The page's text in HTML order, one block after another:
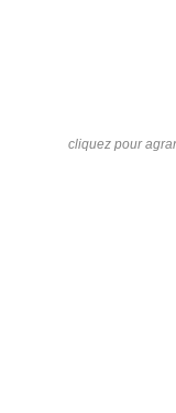
cliquez pour